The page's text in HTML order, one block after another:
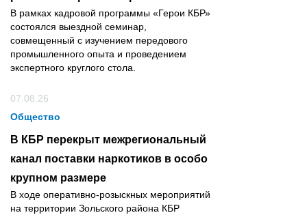
В рамках кадровой программы «Герои КБР»
состоялся выездной семинар,
совмещенный с изучением передового
промышленного опыта и проведением
экспертного круглого стола.
07.08.26
Общество
В КБР перекрыт межрегиональный
канал поставки наркотиков в особо
крупном размере
В ходе оперативно-розыскных мероприятий
на территории Зольского района КБР